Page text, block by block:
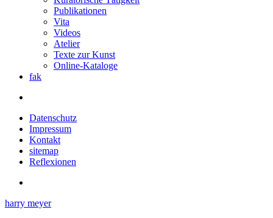
Publikationen
Vita
Videos
Atelier
Texte zur Kunst
Online-Kataloge
fak
Datenschutz
Impressum
Kontakt
sitemap
Reflexionen
harry meyer